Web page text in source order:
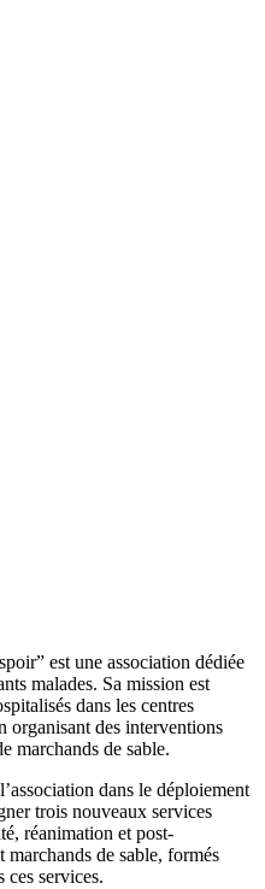
est une association dédiée
malades. Sa mission est
dans les centres
organisant des interventions
marchands de sable.
dans le déploiement
trois nouveaux services
réanimation et post-
de sable, formés
services.